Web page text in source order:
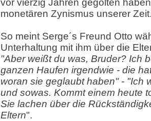
monetären Zynismus unserer
So meint Serge´s Freund Otto
Unterhaltung mit ihm über die
"Aber weißt du was, Bruder? Ich
ganzen Haufen irgendwie - die
woran sie geglaubt haben" - "Ich
und sowas. Kommt einem heute
Sie lachen über die
Eltern".